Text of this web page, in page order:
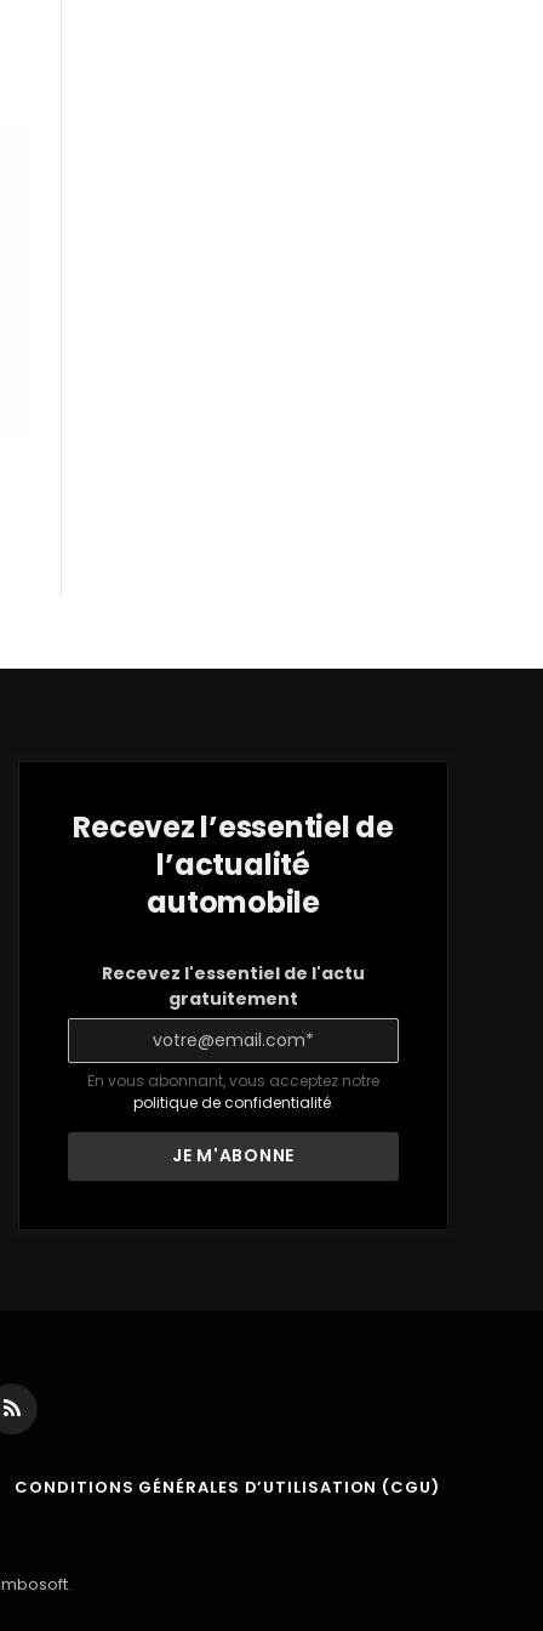
Recevez l’essentiel de
l’actualité
automobile
Recevez l'essentiel de l'actu
gratuitement
En vous abonnant, vous acceptez notre
politique de confidentialité.
RSS
CONDITIONS GÉNÉRALES D’UTILISATION (CGU)
.